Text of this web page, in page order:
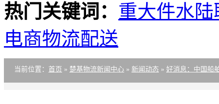
热门关键词： 重大件水
电商物流配送
当前位置 ： 首页 » 楚基物流新闻中心 » 新闻动态 » 好消息：中国船